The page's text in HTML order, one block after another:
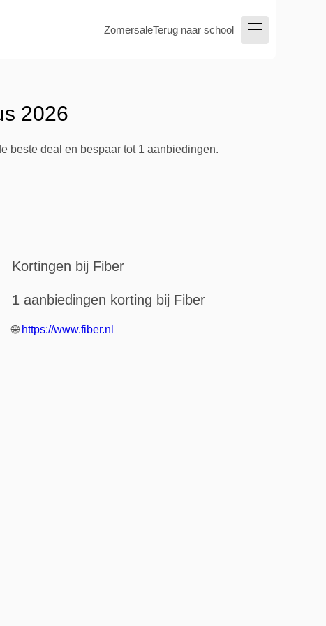
ZomersaleTerug naar school
2026
beste deal en bespaar tot 1 aanbiedingen.
Kortingen bij Fiber
1 aanbiedingen korting bij Fiber
🌐 https://www.fiber.nl